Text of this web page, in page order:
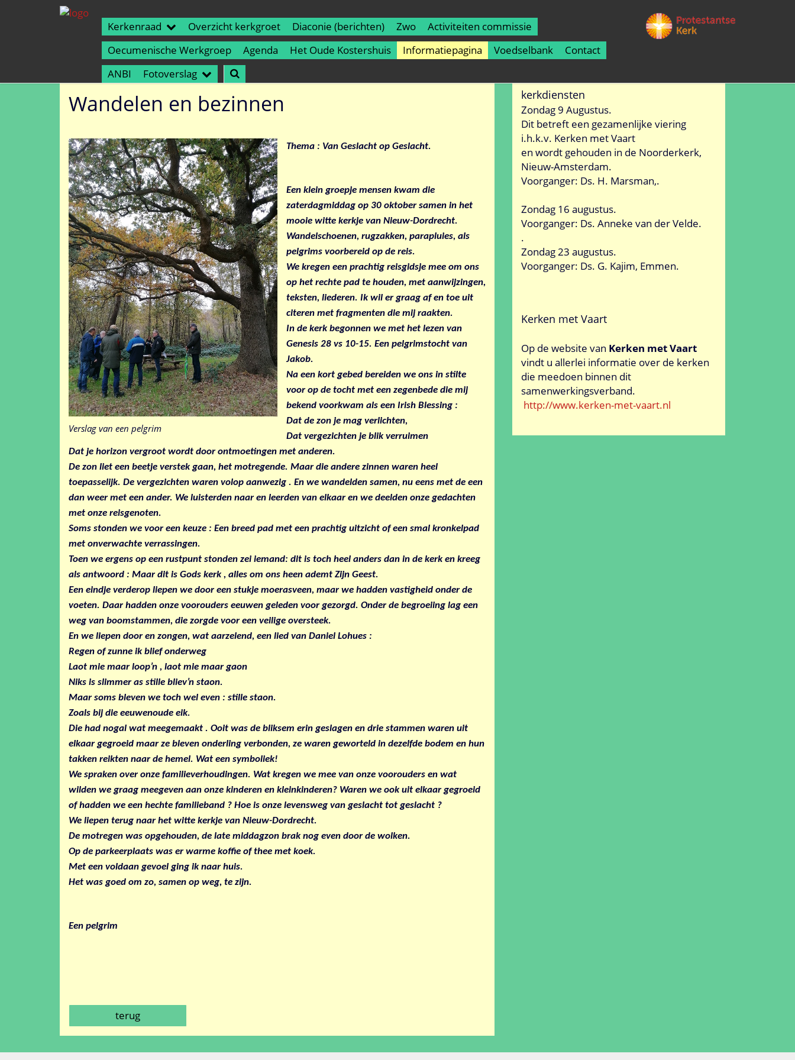
Kerkenraad Overzicht kerkgroet Diaconie (berichten) Zwo
Activiteiten commissie
Oecumenische Werkgroep
Agenda Het Oude Kostershuis Informatiepagina Voedselbank
Contact
ANBI
Fotoverslag
Wandelen en bezinnen
Verslag van een pelgrim
Thema : Van Geslacht op Geslacht.
Een klein groepje mensen kwam die
zaterdagmiddag op 30 oktober samen in het
mooie witte kerkje van Nieuw-Dordrecht.
Wandelschoenen, rugzakken, parapluies, als
pelgrims voorbereid op de reis.
We kregen een prachtig reisgidsje mee om ons
op het rechte pad te houden, met aanwijzingen,
teksten, liederen. Ik wil er graag af en toe uit
citeren met fragmenten die mij raakten.
In de kerk begonnen we met het lezen van
Genesis 28 vs 10-15. Een pelgrimstocht van
Jakob.
Na een kort gebed bereiden we ons in stilte
voor op de tocht met een zegenbede die mij
bekend voorkwam als een Irish Blessing :
Dat de zon je mag verlichten,
Dat vergezichten je blik verruimen
Dat je horizon vergroot wordt door ontmoetingen met anderen.
De zon liet een beetje verstek gaan, het motregende. Maar die andere zinnen waren heel
toepasselijk. De vergezichten waren volop aanwezig . En we wandelden samen, nu eens met de een
dan weer met een ander. We luisterden naar en leerden van elkaar en we deelden onze gedachten
met onze reisgenoten.
Soms stonden we voor een keuze : Een breed pad met een prachtig uitzicht of een smal kronkelpad
met onverwachte verrassingen.
Toen we ergens op een rustpunt stonden zei iemand: dit is toch heel anders dan in de kerk en kreeg
als antwoord : Maar dit is Gods kerk , alles om ons heen ademt Zijn Geest.
Een eindje verderop liepen we door een stukje moerasveen, maar we hadden vastigheid onder de
voeten. Daar hadden onze voorouders eeuwen geleden voor gezorgd. Onder de begroeiing lag een
weg van boomstammen, die zorgde voor een veilige oversteek.
En we liepen door en zongen, wat aarzelend, een lied van Daniel Lohues :
Regen of zunne ik blief onderweg
Laot mie maar loop’n , laot mie maar gaon
Niks is slimmer as stille bliev’n staon.
Maar soms bleven we toch wel even : stille staon.
Zoals bij die eeuwenoude eik.
Die had nogal wat meegemaakt . Ooit was de bliksem erin geslagen en drie stammen waren uit
elkaar gegroeid maar ze bleven onderling verbonden, ze waren geworteld in dezelfde bodem en hun
takken reikten naar de hemel. Wat een symboliek!
We spraken over onze familieverhoudingen. Wat kregen we mee van onze voorouders en wat
wilden we graag meegeven aan onze kinderen en kleinkinderen? Waren we ook uit elkaar gegroeid
of hadden we een hechte familieband ? Hoe is onze levensweg van geslacht tot geslacht ?
We liepen terug naar het witte kerkje van Nieuw-Dordrecht.
De motregen was opgehouden, de late middagzon brak nog even door de wolken.
Op de parkeerplaats was er warme koffie of thee met koek.
Met een voldaan gevoel ging ik naar huis.
Het was goed om zo, samen op weg, te zijn.
Een pelgrim
terug
kerkdiensten
Zondag 9 Augustus.
Dit betreft een gezamenlijke viering
i.h.k.v. Kerken met Vaart
en wordt gehouden in de Noorderkerk,
Nieuw-Amsterdam.
Voorganger: Ds. H. Marsman,.
Zondag 16 augustus.
Voorganger: Ds. Anneke van der Velde.
.
Zondag 23 augustus.
Voorganger: Ds. G. Kajim, Emmen.
Kerken met Vaart
Op de website van Kerken met Vaart
vindt u allerlei informatie over de kerken
die meedoen binnen dit
samenwerkingsverband.
http://www.kerken-met-vaart.nl